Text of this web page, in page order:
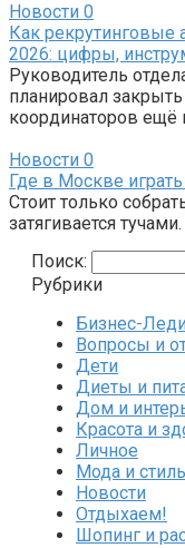
Новости 0
Как рекрутинговые
2026: цифры,
Руководитель
планировал
координаторов ещё
Новости 0
Где в Москве
Стоит только
затягивается
Поиск:
Рубрики
Бизнес-
Вопросы и
Дети
Диеты и
Дом и
Красота и
Личное
Мода и стиль
Новости
Отдыхаем!
Шопинг и